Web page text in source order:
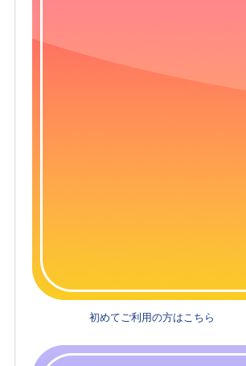
初めてご利用の方はこちら